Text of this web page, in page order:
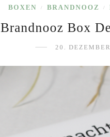
BOXEN / BRANDNOOZ /
Brandnooz Box
20.